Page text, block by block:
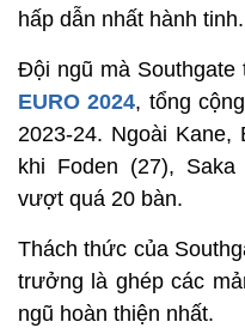
hấp dẫn nhất hành tinh.
Đội ngũ mà Southgate
EURO 2024, tổng
2023-24. Ngoài Kane,
khi Foden (27),
vượt quá 20 bàn.
Thách thức của
trưởng là ghép các
ngũ hoàn thiện nhất.